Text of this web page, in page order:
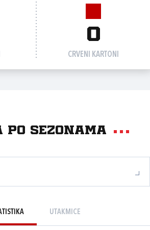
0
CRVENI KARTONI
sezonama
UTAKMICE